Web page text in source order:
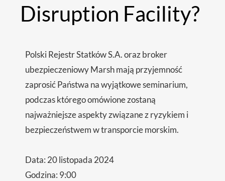
Disruption Facility?
Polski Rejestr Statków S.A. oraz broker
ubezpieczeniowy Marsh mają przyjemność
zaprosić Państwa na wyjątkowe seminarium,
podczas którego omówione zostaną
najważniejsze aspekty związane z ryzykiem i
bezpieczeństwem w transporcie morskim.
Data: 20 listopada 2024
Godzina: 9:00